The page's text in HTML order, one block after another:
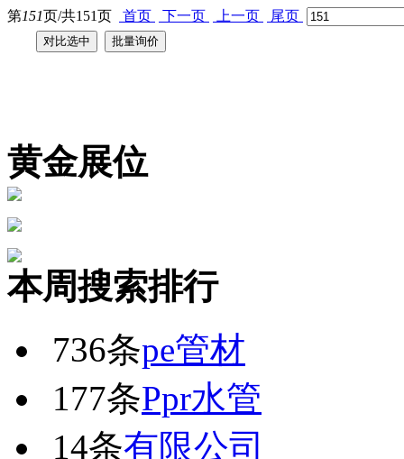
第151页/共151页 首页 下一页 上一页 尾页
黄金展位
本周搜索排行
736条pe管材
177条Ppr水管
14条有限公司